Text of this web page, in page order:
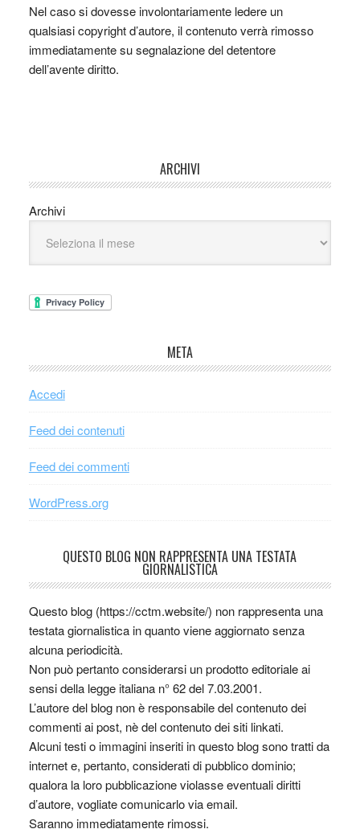
Nel caso si dovesse involontariamente ledere un
qualsiasi copyright d’autore, il contenuto verrà rimosso
immediatamente su segnalazione del detentore
dell’avente diritto.
ARCHIVI
Archivi
META
Accedi
Feed dei contenuti
Feed dei commenti
WordPress.org
QUESTO BLOG NON RAPPRESENTA UNA TESTATA
GIORNALISTICA
Questo blog (https://cctm.website/) non rappresenta una
testata giornalistica in quanto viene aggiornato senza
alcuna periodicità.
Non può pertanto considerarsi un prodotto editoriale ai
sensi della legge italiana n° 62 del 7.03.2001.
L’autore del blog non è responsabile del contenuto dei
commenti ai post, nè del contenuto dei siti linkati.
Alcuni testi o immagini inseriti in questo blog sono tratti da
internet e, pertanto, considerati di pubblico dominio;
qualora la loro pubblicazione violasse eventuali diritti
d’autore, vogliate comunicarlo via email.
Saranno immediatamente rimossi.